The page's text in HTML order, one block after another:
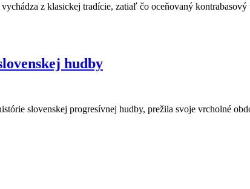
z klasickej tradície, zatiaľ čo oceňovaný
hudby
slovenskej progresívnej hudby, prežila svoje vrcholné